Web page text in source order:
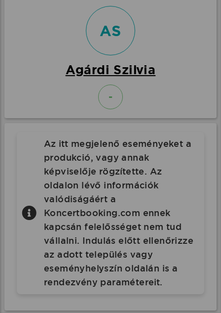
AS
Agárdi Szilvia
-
Az itt megjelenő eseményeket a
produkció, vagy annak
képviselője rögzítette. Az
oldalon lévő információk
valódiságáért a
Koncertbooking.com ennek
kapcsán felelősséget nem tud
vállalni. Indulás előtt ellenőrizze
az adott település vagy
eseményhelyszín oldalán is a
rendezvény paramétereit.